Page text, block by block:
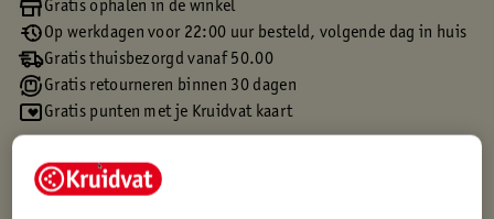
Gratis ophalen in de winkel
Op werkdagen voor 22:00 uur besteld, volgende dag in huis
Gratis thuisbezorgd vanaf 50.00
Gratis retourneren binnen 30 dagen
Gratis punten met je Kruidvat kaart